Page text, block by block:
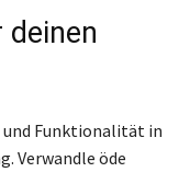
deinen
und Funktionalität in
Verwandle öde